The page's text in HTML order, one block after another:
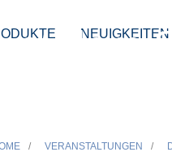
NEUIGKEITEN
dem
/ VERANSTALTUNGEN /